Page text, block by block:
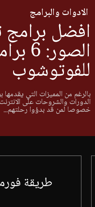
الادوات والبرامج
افضل برامج
للفوتوشوب
بالرغم من المميزات التي
الدورات والشروحات على
خصوصا لمن قد بدؤوا رحلتهم...
طريقة